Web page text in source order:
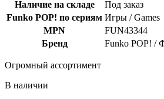
Наличие на складе
Под заказ
Funko POP! по сериям Игры / Games
MPN
FUN43344
Бренд
Funko POP! /
Огромный ассортимент
В наличии